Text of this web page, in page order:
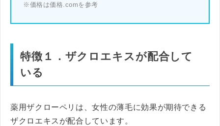
※価格は価格.comを参考
特徴１．ザクロエキスが配合して
いる
薬用ザクローペリは、女性の薄毛に効果が期待できる
ザクロエキスが配合しています。